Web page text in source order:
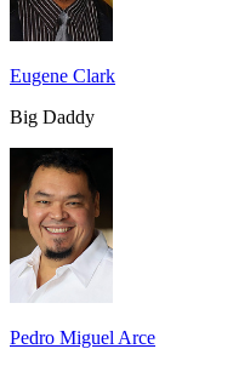
Eugene Clark
Big Daddy
Pedro Miguel Arce